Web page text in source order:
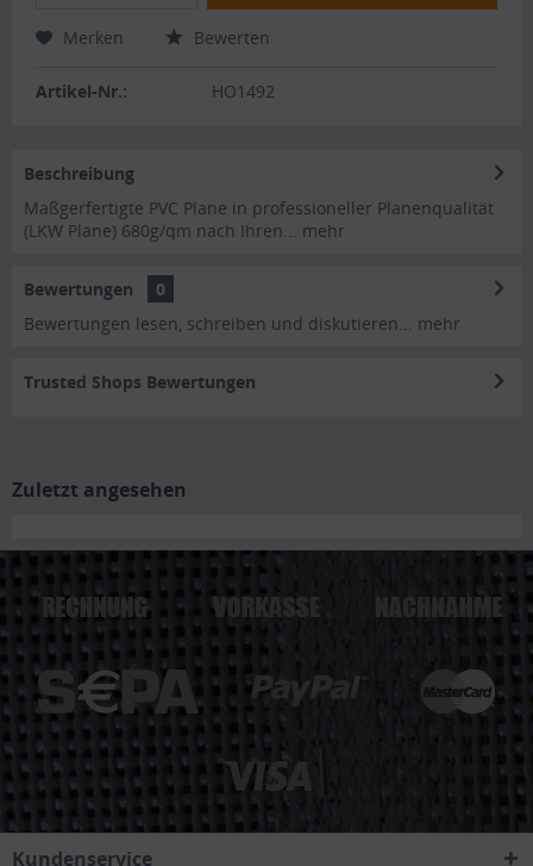
Merken Bewerten
Artikel-Nr.: HO1492
Beschreibung
Maßgerfertigte PVC Plane in professioneller Planenqualität
(LKW Plane) 680g/qm nach Ihren...
mehr
Bewertungen
0
Bewertungen lesen, schreiben und diskutieren...
mehr
Trusted Shops Bewertungen
Zuletzt angesehen
Kundenservice